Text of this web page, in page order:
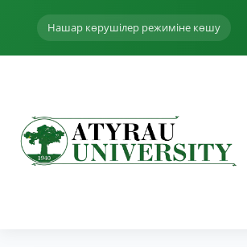
Нашар көрушілер режиміне көшу
Жетекші ғылыми мектептер
Ғылыми-зерттеу институттары
профессор (доцент) ғылыми
ұсыну туралы